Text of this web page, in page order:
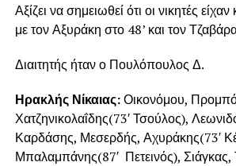
Αξίζει να σημειωθεί ότι οι νικητές
με τον Αξυράκη στο 48’ και τον
Διαιτητής ήταν ο Πουλόπουλος Δ.
Ηρακλής Νίκαιας:Οικονόμου,
Χατζηνικολαΐδης(73′ Τσούλος),
Καρδάσης, Μεσερδής, Αχυράκης(73′
Μπαλαμπάνης(87′ Πετεινός), Σιάγκας,